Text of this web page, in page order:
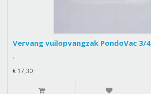
Vervang vuilopvangzak PondoVac 3/4
..
€ 17,30